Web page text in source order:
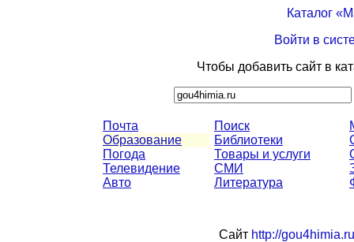
Каталог
Войти в
Чтобы добавить сайт в
Почта
Образование
Погода
Телевидение
Авто
Поиск
Библиотеки
Товары и услуги
СМИ
Литература
Сайт http://